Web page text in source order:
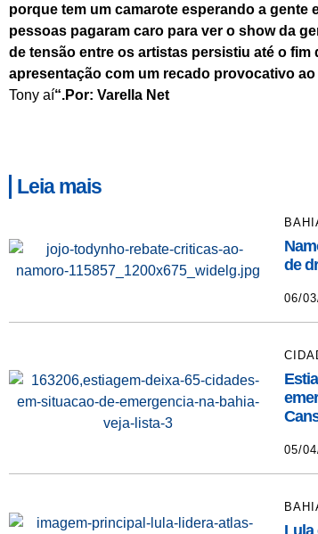
porque tem um camarote esperando a gente
pessoas pagaram caro para ver o show da
de tensão entre os artistas persistiu até o
apresentação com um recado provocativo
Tony aí“.Por: Varella Net
Leia mais
de
06/
05/
Lula